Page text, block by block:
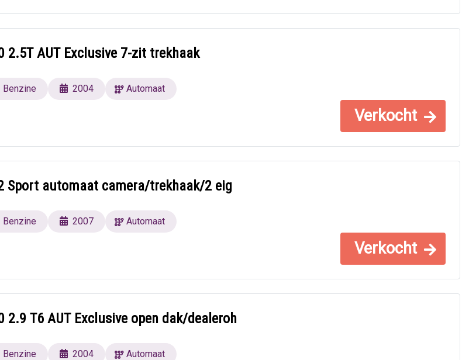
2.5T AUT Exclusive 7-zit trekhaak
Benzine 2004 Automaat
Verkocht
Sport automaat camera/trekhaak/2 eig
Benzine 2007 Automaat
Verkocht
2.9 T6 AUT Exclusive open dak/dealeroh
Benzine 2004 Automaat